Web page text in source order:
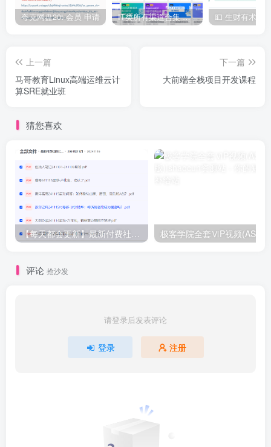
夸克网盘20t 会员 申请 IT类所有渠道合集 持续日更，目前近四千多条资源 年费用户微信私信获取权限
上一篇
马哥教育Linux高端运维云计
算SRE就业班
下一篇
大前端全栈项目开发课程
猜您喜欢
【每天都会更新】最新付费社群公众号文章 极客学院全套ⅥP视频(AS版)
评论 抢沙发
请登录后发表评论
登录 注册